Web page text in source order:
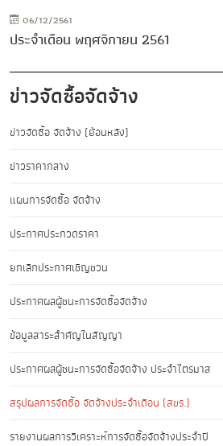
06/12/2561
ประจำเดือน พฤศจิกายน 2561
ข่าวจัดซื้อจัดจ้าง
ข่าวจัดซื้อ จัดจ้าง (ย้อนหลัง)
ข่าวราคากลาง
แผนการจัดซื้อ จัดจ้าง
ประกาศประกวดราคา
ยกเลิกประกาศเชิญชวน
ประกาศผลผู้ชนะการจัดซื้อจัดจ้าง
ข้อมูลสาระสำคัญในสัญญา
ประกาศผลผู้ชนะการจัดซื้อจัดจ้าง ประจำไตรมาส
สรุปผลการจัดซื้อ จัดจ้างประจำเดือน (สขร.)
รายงานผลการวิเคราะห์การจัดซื้อจัดจ้างประจำปี